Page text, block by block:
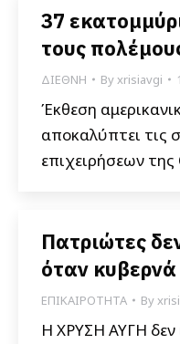
37
τους
ΔΙΕΘΝΗ Byxrisiavgi
Έκθεση
αποκαλύπτει τις
επιχειρήσεων
Πατριώτες
όταν
ΕΠΙΚΑΙΡΟΤΗΤΑ By
Η ΧΡΥΣΗ ΑΥΓΗ δεν